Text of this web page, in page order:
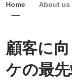
Home About us
顧客に
ケの最